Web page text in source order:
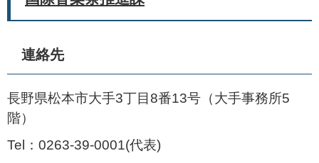
連絡先
長野県松本市大手3丁目8番13号（大手事務所5
階）
Tel：0263-39-0001 代表